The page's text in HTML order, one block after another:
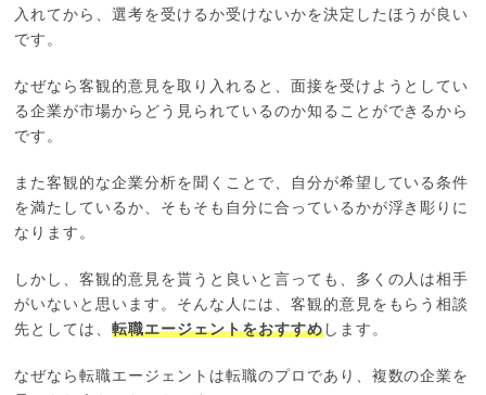
入れてから、選考を受けるか受けないかを決定したほうが良い
です。
なぜなら客観的意見を取り入れると、面接を受けようとしてい
る企業が市場からどう見られているのか知ることができるから
です。
また客観的な企業分析を聞くことで、自分が希望している条件
を満たしているか、そもそも自分に合っているかが浮き彫りに
なります。
しかし、客観的意見を貰うと良いと言っても、多くの人は相手
がいないと思います。そんな人には、客観的意見をもらう相談
先としては、転職エージェントをおすすめします。
なぜなら転職エージェントは転職のプロであり、複数の企業を